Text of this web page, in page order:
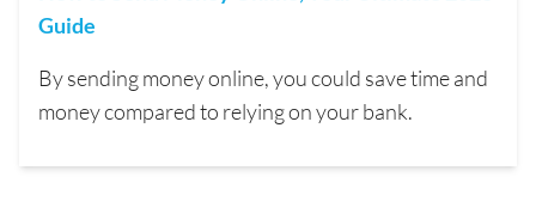
Guide
By sending money online, you could save time and
money compared to relying on your bank.